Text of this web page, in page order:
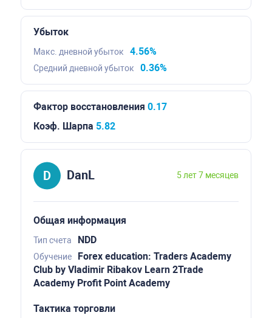
Убыток
Макс. дневной убыток 4.56%
Средний дневной убыток 0.36%
Фактор восстановления 0.17
Коэф. Шарпа 5.82
DanL 5 лет 7 месяцев
Общая информация
Тип счета NDD
Обучение
Forex education: Traders Academy
Club by Vladimir Ribakov Learn 2Trade
Academy Profit Point Academy
Тактика торговли